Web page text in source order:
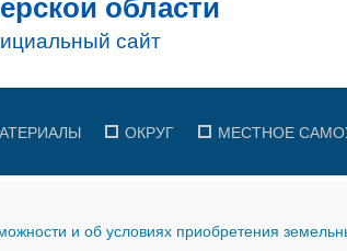
ОКРУГ МЕСТНОЕ
и об условиях приобретения